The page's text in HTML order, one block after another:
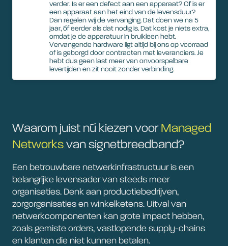
verder. Is er een defect aan een apparaat? Of is er
een apparaat aan het eind van de levensduur?
Dan regelen wij de vervanging. Dat doen we na 5
jaar, óf eerder als dat nodig is. Dat kost je niets extra,
omdat je de apparatuur in bruikleen hebt.
Vervangende hardware ligt altijd bij ons op voorraad
of is geborgd door contracten met leveranciers. Je
hebt dus geen last meer van onvoorspelbare
levertijden en zit nooit zonder verbinding.
Waarom juist nú kiezen voor Managed
Networks van signetbreedband?
Een betrouwbare netwerkinfrastructuur is een
belangrijke levensader van steeds meer
organisaties. Denk aan productiebedrijven,
zorgorganisaties en winkelketens. Uitval van
netwerkcomponenten kan grote impact hebben,
zoals gemiste orders, vastlopende supply-chains
en klanten die niet kunnen betalen.